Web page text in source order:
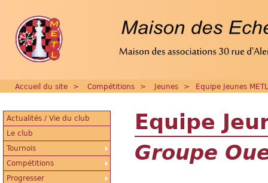
Accueil du site > Compétitions > Jeunes > Equipe Jeunes
Equipe
Groupe
Actualités / Vie du club
Le club
Tournois
Compétitions
Progresser